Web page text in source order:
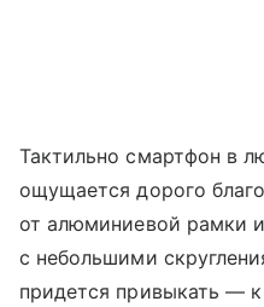
Тактильно смартфон в
ощущается дорого
от алюминиевой рамки
с небольшими
придется привыкать —